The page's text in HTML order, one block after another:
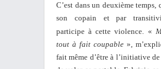
C’est dans un deuxième temps,
son copain et par
participe à cette violence. «
tout à fait coupable »,
fait même d’être à l’initiative